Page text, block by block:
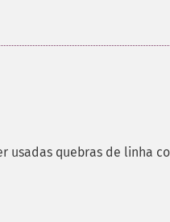
usadas quebras de linha